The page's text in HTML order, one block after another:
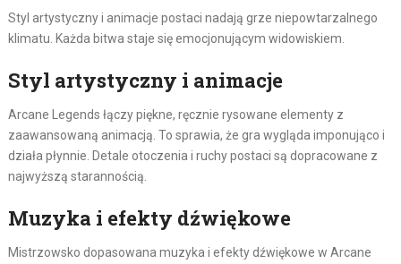
Styl artystyczny i animacje postaci nadają grze niepowtarzalnego
klimatu. Każda bitwa staje się emocjonującym widowiskiem.
Styl artystyczny i animacje
Arcane Legends łączy piękne, ręcznie rysowane elementy z
zaawansowaną animacją. To sprawia, że gra wygląda imponująco i
działa płynnie. Detale otoczenia i ruchy postaci są dopracowane z
najwyższą starannością.
Muzyka i efekty dźwiękowe
Mistrzowsko dopasowana muzyka i efekty dźwiękowe w Arcane